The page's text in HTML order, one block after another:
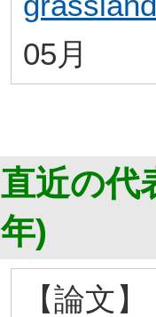
05月
直近の代
年)
【論文】